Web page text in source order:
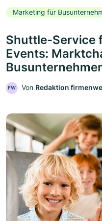
Marketing für
Shuttle-Service
Events:
FW Von Redaktion